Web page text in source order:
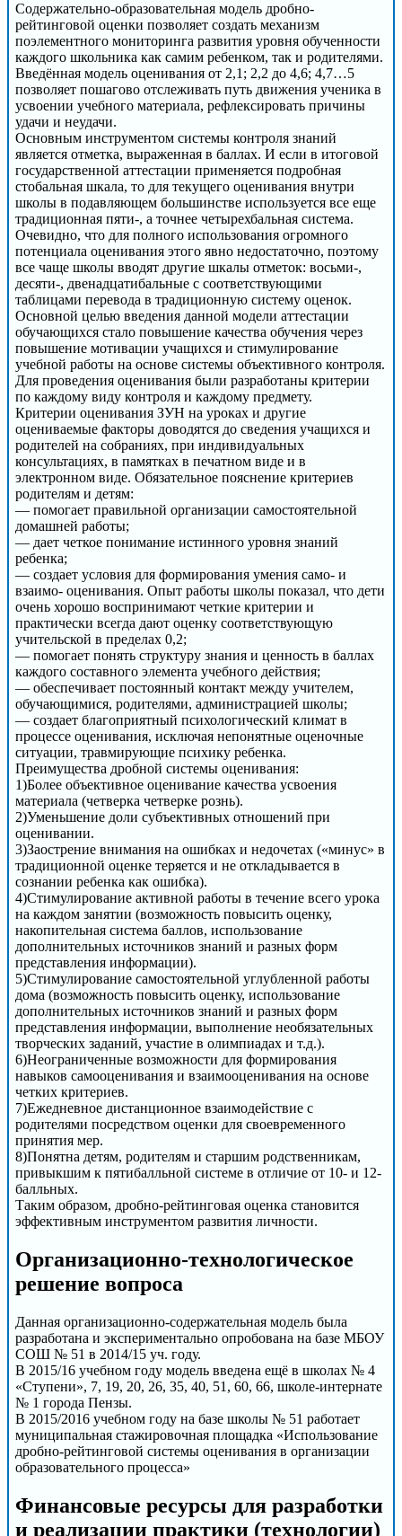
Содержательно-образовательная модель дробно-
рейтинговой оценки позволяет создать механизм
поэлементного мониторинга развития уровня обученности
каждого школьника как самим ребенком, так и родителями.
Введённая модель оценивания от 2,1; 2,2 до 4,6; 4,7…5
позволяет пошагово отслеживать путь движения ученика в
усвоении учебного материала, рефлексировать причины
удачи и неудачи.
Основным инструментом системы контроля знаний
является отметка, выраженная в баллах. И если в итоговой
государственной аттестации применяется подробная
стобальная шкала, то для текущего оценивания внутри
школы в подавляющем большинстве используется все еще
традиционная пяти-, а точнее четырехбальная система.
Очевидно, что для полного использования огромного
потенциала оценивания этого явно недостаточно, поэтому
все чаще школы вводят другие шкалы отметок: восьми-,
десяти-, двенадцатибальные с соответствующими
таблицами перевода в традиционную систему оценок.
Основной целью введения данной модели аттестации
обучающихся стало повышение качества обучения через
повышение мотивации учащихся и стимулирование
учебной работы на основе системы объективного контроля.
Для проведения оценивания были разработаны критерии
по каждому виду контроля и каждому предмету.
Критерии оценивания ЗУН на уроках и другие
оцениваемые факторы доводятся до сведения учащихся и
родителей на собраниях, при индивидуальных
консультациях, в памятках в печатном виде и в
электронном виде. Обязательное пояснение критериев
родителям и детям:
— помогает правильной организации самостоятельной
домашней работы;
— дает четкое понимание истинного уровня знаний
ребенка;
— создает условия для формирования умения само- и
взаимо- оценивания. Опыт работы школы показал, что дети
очень хорошо воспринимают четкие критерии и
практически всегда дают оценку соответствующую
учительской в пределах 0,2;
— помогает понять структуру знания и ценность в баллах
каждого составного элемента учебного действия;
— обеспечивает постоянный контакт между учителем,
обучающимися, родителями, администрацией школы;
— создает благоприятный психологический климат в
процессе оценивания, исключая непонятные оценочные
ситуации, травмирующие психику ребенка.
Преимущества дробной системы оценивания:
1)Более объективное оценивание качества усвоения
материала (четверка четверке рознь).
2)Уменьшение доли субъективных отношений при
оценивании.
3)Заострение внимания на ошибках и недочетах («минус» в
традиционной оценке теряется и не откладывается в
сознании ребенка как ошибка).
4)Стимулирование активной работы в течение всего урока
на каждом занятии (возможность повысить оценку,
накопительная система баллов, использование
дополнительных источников знаний и разных форм
представления информации).
5)Стимулирование самостоятельной углубленной работы
дома (возможность повысить оценку, использование
дополнительных источников знаний и разных форм
представления информации, выполнение необязательных
творческих заданий, участие в олимпиадах и т.д.).
6)Неограниченные возможности для формирования
навыков самооценивания и взаимооценивания на основе
четких критериев.
7)Ежедневное дистанционное взаимодействие с
родителями посредством оценки для своевременного
принятия мер.
8)Понятна детям, родителям и старшим родственникам,
привыкшим к пятибалльной системе в отличие от 10- и 12-
балльных.
Таким образом, дробно-рейтинговая оценка становится
эффективным инструментом развития личности.
Организационно-технологическое
решение вопроса
Данная организационно-содержательная модель была
разработана и экспериментально опробована на базе МБОУ
СОШ № 51 в 2014/15 уч. году.
В 2015/16 учебном году модель введена ещё в школах № 4
«Ступени», 7, 19, 20, 26, 35, 40, 51, 60, 66, школе-интернате
№ 1 города Пензы.
В 2015/2016 учебном году на базе школы № 51 работает
муниципальная стажировочная площадка «Использование
дробно-рейтинговой системы оценивания в организации
образовательного процесса»
Финансовые ресурсы для разработки
и реализации практики (технологии)